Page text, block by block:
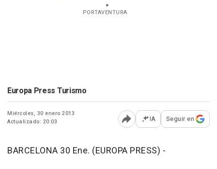
PORTAVENTURA
Europa Press Turismo
Miércoles, 30 enero 2013
Actualizado: 20:03
Abrir opciones para
IA Seguir en
BARCELONA 30 Ene. (EUROPA PRESS) -